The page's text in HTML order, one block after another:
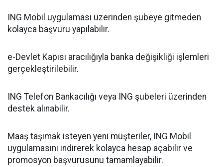
ING Mobil uygulaması üzerinden şubeye gitmeden
kolayca başvuru yapılabilir.
e-Devlet Kapısı aracılığıyla banka değişikliği işlemleri
gerçekleştirilebilir.
ING Telefon Bankacılığı veya ING şubeleri üzerinden
destek alınabilir.
Maaş taşımak isteyen yeni müşteriler, ING Mobil
uygulamasını indirerek kolayca hesap açabilir ve
promosyon başvurusunu tamamlayabilir.